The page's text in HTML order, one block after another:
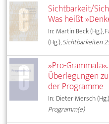
Sichtbarkeit/
Was heißt
In: Martin Beck (Hg.),
(Hg.),Sichtbarkeiten
»Pro-
Überlegungen
der Programme
In: Dieter Mersch
Programm(e)